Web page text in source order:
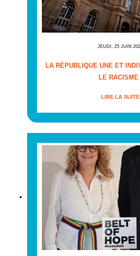
JEUDI, 25 JUIN
LA RÉPUBLIQUE UNE ET
LE RACISME
LIRE LA SUITE